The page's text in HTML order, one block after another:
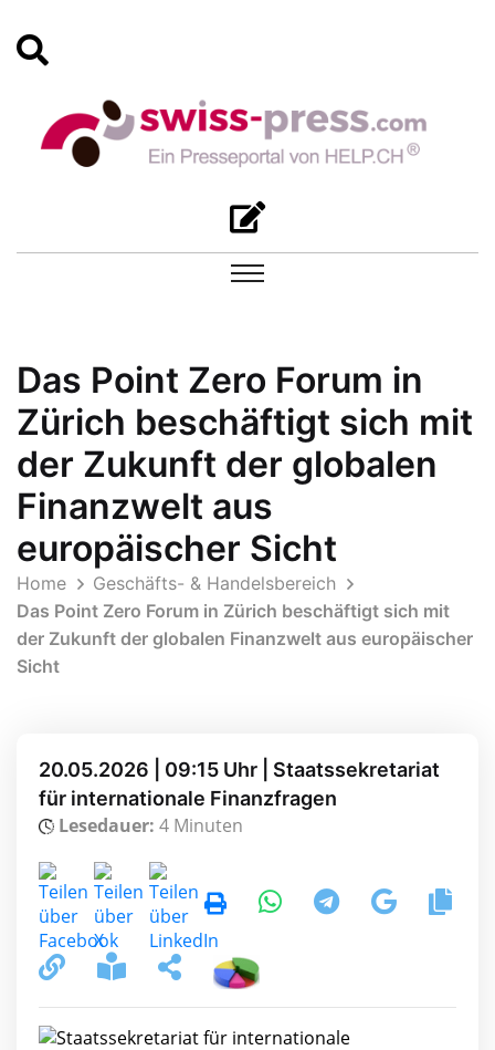
Das Point Zero Forum in
Zürich beschäftigt sich mit
der Zukunft der globalen
Finanzwelt aus
europäischer Sicht
Home
Geschäfts- & Handelsbereich
Das Point Zero Forum in Zürich beschäftigt sich mit
der Zukunft der globalen Finanzwelt aus europäischer
Sicht
20.05.2026 | 09:15 Uhr | Staatssekretariat
für internationale Finanzfragen
Lesedauer: 4 Minuten